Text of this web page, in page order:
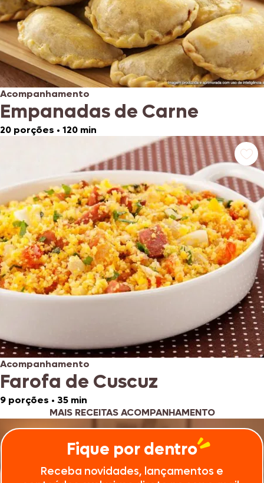
Acompanhamento
Empanadas de Carne
20 porções • 120 min
Acompanhamento
Farofa de Cuscuz
9 porções • 35 min
MAIS RECEITAS ACOMPANHAMENTO
Fique por dentro
Receba novidades, lançamentos e